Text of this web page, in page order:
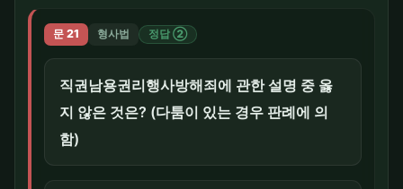
문 21 형사법 정답 ②
직권남용권리행사방해죄에 관한 설명 중 옳
지 않은 것은? (다툼이 있는 경우 판례에 의
함)